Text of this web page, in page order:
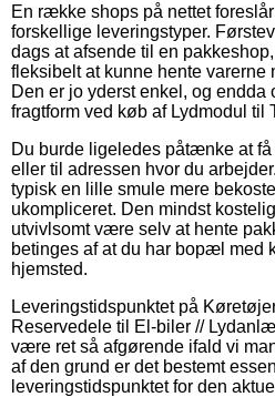
En række shops på nettet
forskellige leveringstyper.
dags at afsende til en
fleksibelt at kunne hente varerne
Den er jo yderst enkel, og
fragtform ved køb af Lydmodul til
Du burde ligeledes påtænke at
eller til adressen hvor du
typisk en lille smule mere
ukompliceret. Den mindst
utvivlsomt være selv at hente
betinges af at du har bopæl med
hjemsted.
Leveringstidspunktet på
Reservedele til El-biler //
være ret så afgørende ifald vi
af den grund er det bestemt
leveringstidspunktet for den